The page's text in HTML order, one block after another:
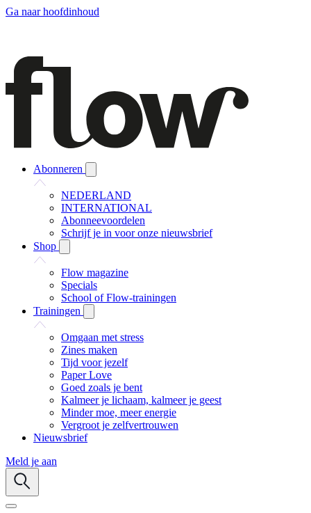
Ga naar hoofdinhoud
Abonneren
NEDERLAND
INTERNATIONAL
Abonneevoordelen
Schrijf je in voor onze nieuwsbrief
Shop
Flow magazine
Specials
School of Flow-trainingen
Trainingen
Omgaan met stress
Zines maken
Tijd voor jezelf
Paper Love
Goed zoals je bent
Kalmeer je lichaam, kalmeer je geest
Minder moe, meer energie
Vergroot je zelfvertrouwen
Nieuwsbrief
Meld je aan